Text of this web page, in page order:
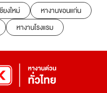
ยงใหม่
หางานขอนแก่น
หางานโรงแรม